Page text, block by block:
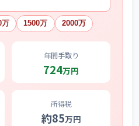
万 1500万 2000万
年間手取り
724万円
所得税
約85万円